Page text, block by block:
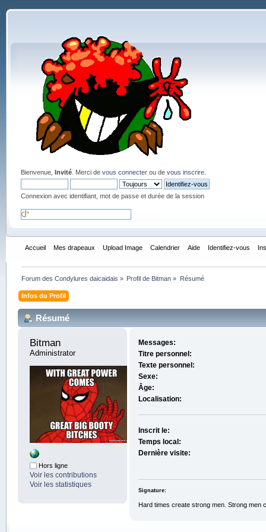
Bienvenue, Invité. Merci de vous connecterou de vous inscrire.
Connexion avec identifiant, mot de passe et durée de la session
Accueil Mes drapeaux Upload Image Calendrier Aide Identifiez-vous
Forum des Condylures daicaidais » Profil de Bitman » Résumé
Infos du Profil
Résumé
Bitman
Administrator
Hors ligne
Voir les contributions
Voir les statistiques
Messages:
Titre personnel:
Texte personnel:
Sexe:
Âge:
Localisation:
Inscrit le:
Temps local:
Dernière visite:
Signature:
Hard times create strong men. Strong men